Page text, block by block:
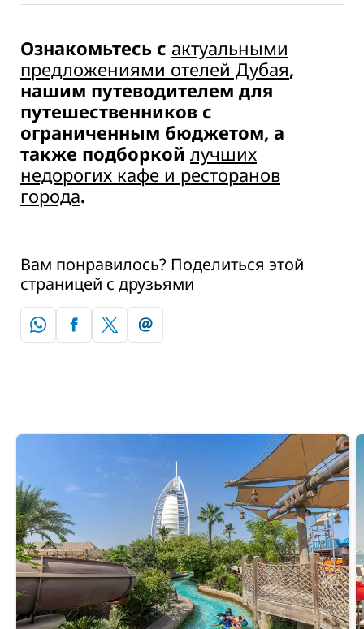
Ознакомьтесь с актуальными
предложениями отелей Дубая,
нашим путеводителем для
путешественников с
ограниченным бюджетом, а
также подборкой лучших
недорогих кафе и ресторанов
города.
Вам понравилось? Поделиться этой
страницей с друзьями